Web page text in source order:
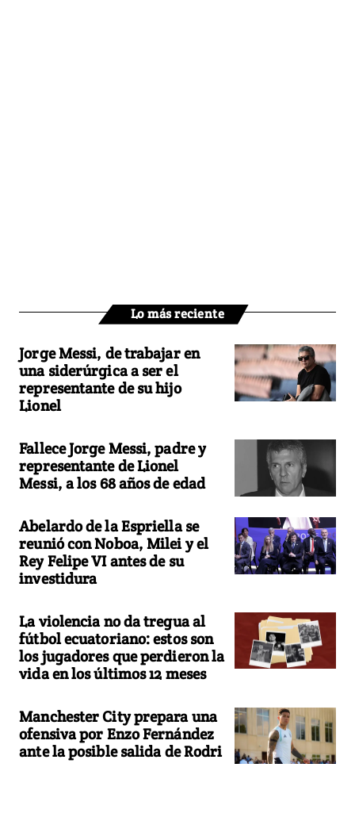
Lo más reciente
Jorge Messi, de trabajar en
una siderúrgica a ser el
representante de su hijo
Lionel
Fallece Jorge Messi, padre y
representante de Lionel
Messi, a los 68 años de edad
Abelardo de la Espriella se
reunió con Noboa, Milei y el
Rey Felipe VI antes de su
investidura
La violencia no da tregua al
fútbol ecuatoriano: estos son
los jugadores que perdieron la
vida en los últimos 12 meses
Manchester City prepara una
ofensiva por Enzo Fernández
ante la posible salida de Rodri